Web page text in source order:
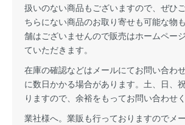
扱いのない商品もございますので、ぜひ
ちらにない商品のお取り寄せも可能な物
舗はございませんので販売はホームペー
ていただきます。
在庫の確認などはメールにてお問い合わ
に数日かかる場合があります。土、日、
りますので、余裕をもってお問い合わせく
業社様へ。業販も行っておりますのでメ